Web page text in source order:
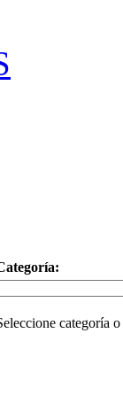
categoría